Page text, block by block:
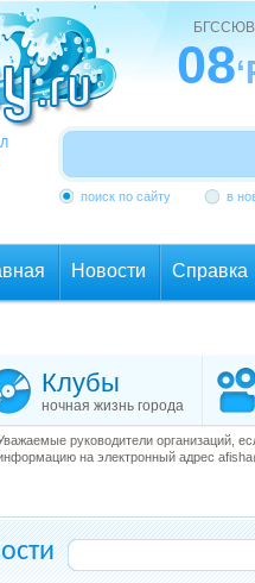
08
поиск по сайту в
Новости Справка
Клубы
ночная жизнь города
руководители организаций,
на электронный адрес